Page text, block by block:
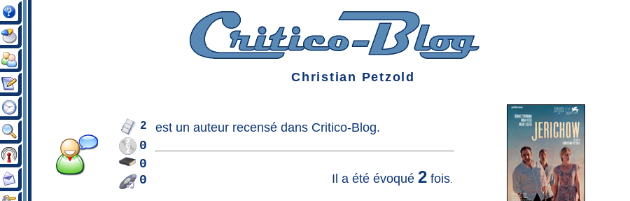
Christian Petzold
2
0
0
0
est un auteurrecensé dans Critico-Blog.
Il a été évoqué 2fois.